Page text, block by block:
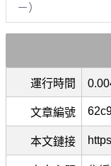
－）
運行時間
文章編號
本文鏈接